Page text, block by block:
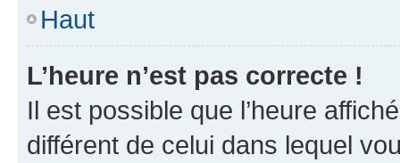
Haut
L’heure n’est pas correcte !
Il est possible que l’heure
différent de celui dans lequel